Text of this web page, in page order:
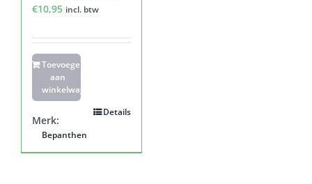
€10,95 incl. btw
Toevoegen
aan
winkelwagen
Details
Merk:
Bepanthen